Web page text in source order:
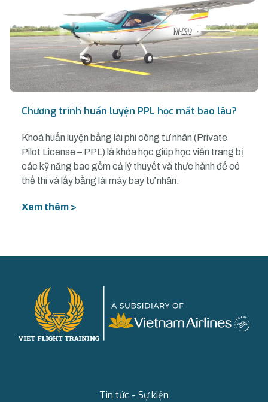
Chương trình huấn luyện PPL học mất bao lâu?
Khoá huấn luyện bằng lái phi công tư nhân (Private
Pilot License – PPL) là khóa học giúp học viên trang bị
các kỹ năng bao gồm cả lý thuyết và thực hành để có
thể thi và lấy bằng lái máy bay tư nhân.
Xem thêm >
Tin tức - Sự kiện